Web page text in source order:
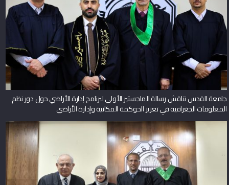
جامعة القدس تناقش رسالة الماجستير الأولى لبرنامج إدارة الأراضي حول دور نظم
المعلومات الجغرافية في تعزيز الحوكمة المكانية وإدارة الأراضي